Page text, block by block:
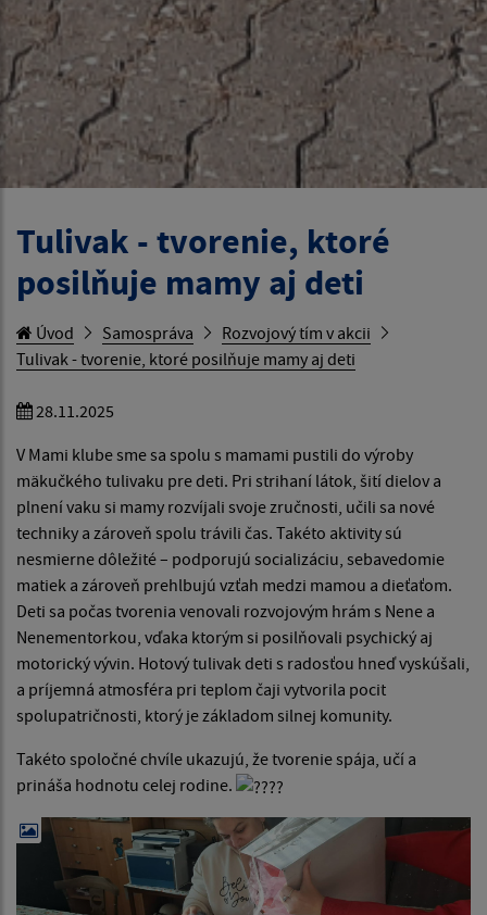
Tulivak - tvorenie, ktoré
posilňuje mamy aj deti
Úvod Samospráva
Rozvojový tím v akcii
Tulivak - tvorenie, ktoré posilňuje mamy aj deti
28.11.2025
V Mami klube sme sa spolu s mamami pustili do výroby
mäkučkého tulivaku pre deti. Pri strihaní látok, šití dielov a
plnení vaku si mamy rozvíjali svoje zručnosti, učili sa nové
techniky a zároveň spolu trávili čas. Takéto aktivity sú
nesmierne dôležité – podporujú socializáciu, sebavedomie
matiek a zároveň prehlbujú vzťah medzi mamou a dieťaťom.
Deti sa počas tvorenia venovali rozvojovým hrám s Nene a
Nenementorkou, vďaka ktorým si posilňovali psychický aj
motorický vývin. Hotový tulivak deti s radosťou hneď vyskúšali,
a príjemná atmosféra pri teplom čaji vytvorila pocit
spolupatričnosti, ktorý je základom silnej komunity.
Takéto spoločné chvíle ukazujú, že tvorenie spája, učí a
prináša hodnotu celej rodine.